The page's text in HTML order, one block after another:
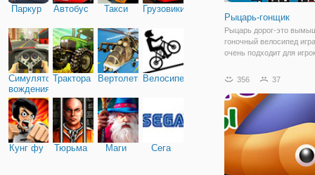
Паркур Автобус Такси Грузовики
Симулятор
вождения
Трактора ВертолетыВелосипед
Кунг фу Тюрьма Маги Сега
Рыцарь-гонщик
Рыцарь дорог-это
гоночный велосипед
очень подходит для
имеет много
чтобы контролировать
356 37